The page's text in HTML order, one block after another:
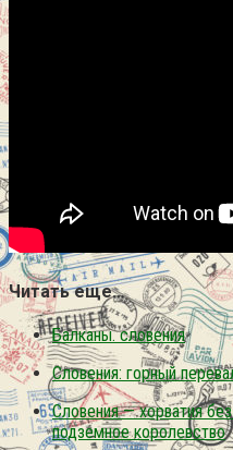
Читать еще…
Балканы. словения
Словения: горный
Словения — хорватия
подземное королевство